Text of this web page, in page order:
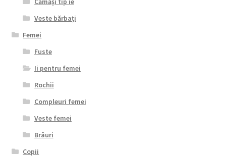
Veste bărbaţi
Femei
Fuste
Ii pentru femei
Rochii
Compleuri femei
Veste femei
Brâuri
Copii